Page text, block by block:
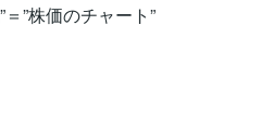
”株価のチャート”